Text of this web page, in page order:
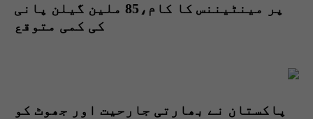
پر مینٹیننس کا کام،85 ملین گیلن پانی
کی کمی متوقع
پاکستان نے بھارتی جارحیت اور جھوٹ کو